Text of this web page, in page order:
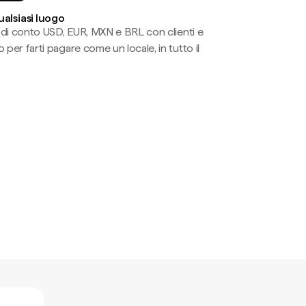
luogo
conto USD, EUR, MXN e BRL con clienti e
farti pagare come un locale, in tutto il